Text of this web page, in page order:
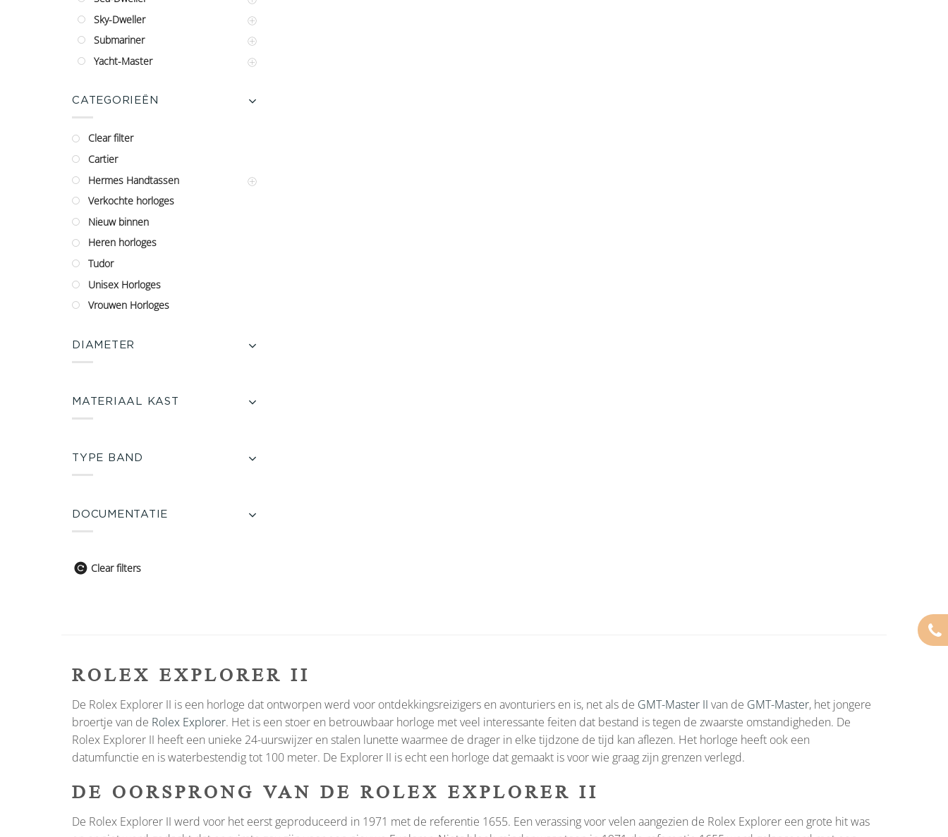
Sky-Dweller
Submariner
Yacht-Master
CATEGORIEËN
Clear filter
Cartier
Hermes Handtassen
Verkochte horloges
Nieuw binnen
Heren horloges
Tudor
Unisex Horloges
Vrouwen Horloges
DIAMETER
MATERIAAL KAST
TYPE BAND
DOCUMENTATIE
Clear filters
ROLEX EXPLORER II
De Rolex Explorer II is een horloge dat ontworpen werd voor ontdekkingsreizigers en avonturiers en is, net als de GMT-Master II van de GMT-Master, het jongere
broertje van de Rolex Explorer. Het is een stoer en betrouwbaar horloge met veel interessante feiten dat bestand is tegen de zwaarste omstandigheden. De
Rolex Explorer II heeft een unieke 24-uurswijzer en stalen lunette waarmee de drager in elke tijdzone de tijd kan aflezen. Het horloge heeft ook een
datumfunctie en is waterbestendig tot 100 meter. De Explorer II is echt een horloge dat gemaakt is voor wie graag zijn grenzen verlegd.
DE OORSPRONG VAN DE ROLEX EXPLORER II
De Rolex Explorer II werd voor het eerst geproduceerd in 1971 met de referentie 1655. Een verassing voor velen aangezien de Rolex Explorer een grote hit was